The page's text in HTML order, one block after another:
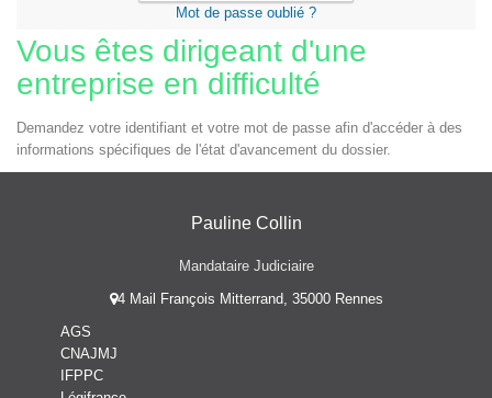
Mot de passe oublié ?
Vous êtes dirigeant d'une
entreprise en difficulté
Demandez votre identifiant et votre mot de passe afin d'accéder à des
informations spécifiques de l'état d'avancement du dossier.
Pauline Collin
Mandataire Judiciaire
4 Mail François Mitterrand, 35000 Rennes
AGS
CNAJMJ
IFPPC